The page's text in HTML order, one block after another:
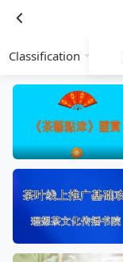
Classification